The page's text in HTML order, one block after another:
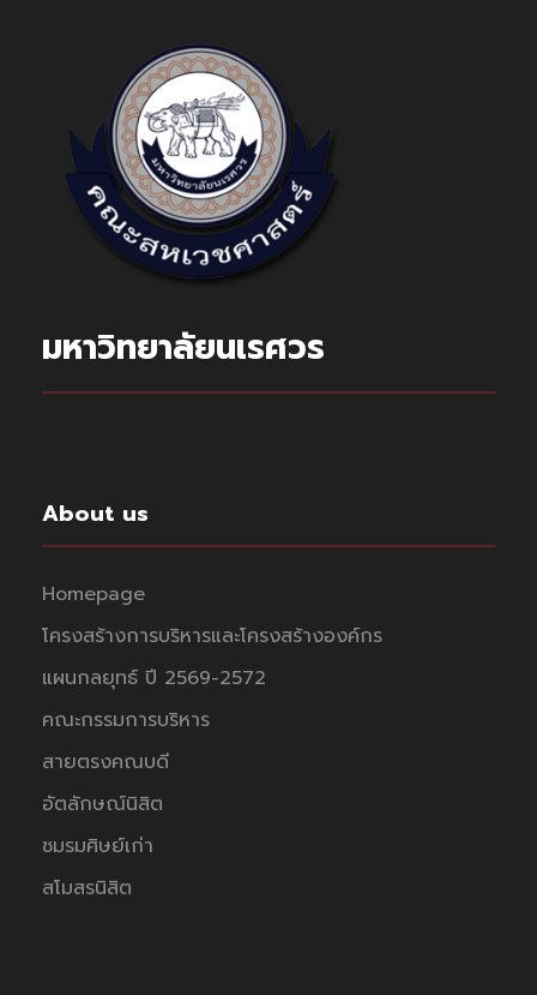
มหาวิทยาลัยนเรศวร
About us
Homepage
โครงสร้างการบริหารและโครงสร้างองค์กร
แผนกลยุทธ์ ปี 2569-2572
คณะกรรมการบริหาร
สายตรงคณบดี
อัตลักษณ์นิสิต
ชมรมศิษย์เก่า
สโมสรนิสิต